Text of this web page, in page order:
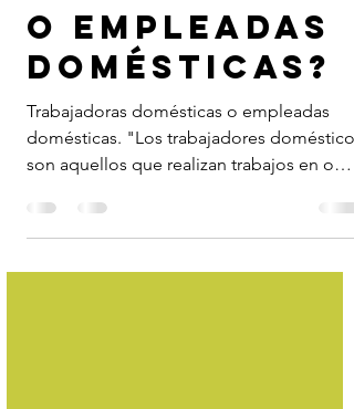
s domésticos
o empleadas
domésticas?
Trabajadoras domésticas o empleadas
domésticas. "Los trabajadores domésticos
son aquellos que realizan trabajos en o